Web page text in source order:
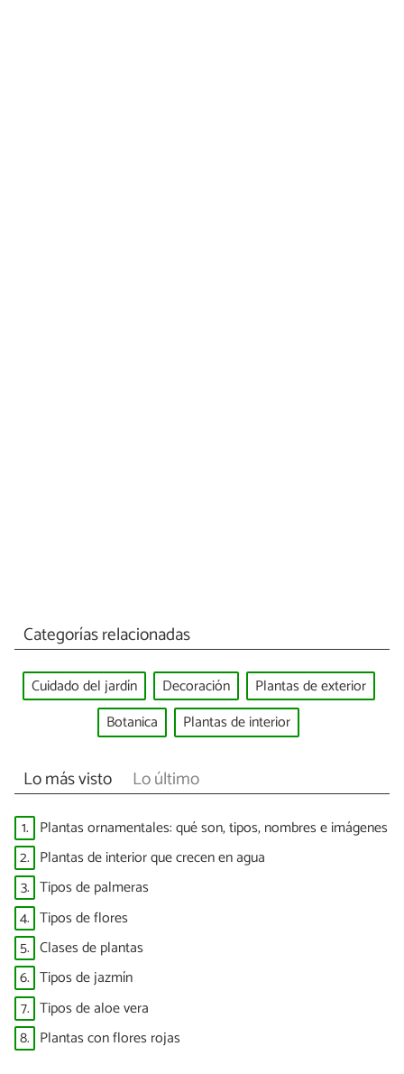
Categorías relacionadas
Cuidado del jardín Decoración
Plantas de exterior
Botanica
Plantas de interior
Lo más visto Lo último
1. Plantas ornamentales: qué son, tipos, nombres e imágenes
2. Plantas de interior que crecen en agua
3. Tipos de palmeras
4. Tipos de flores
5. Clases de plantas
6. Tipos de jazmín
7. Tipos de aloe vera
8. Plantas con flores rojas